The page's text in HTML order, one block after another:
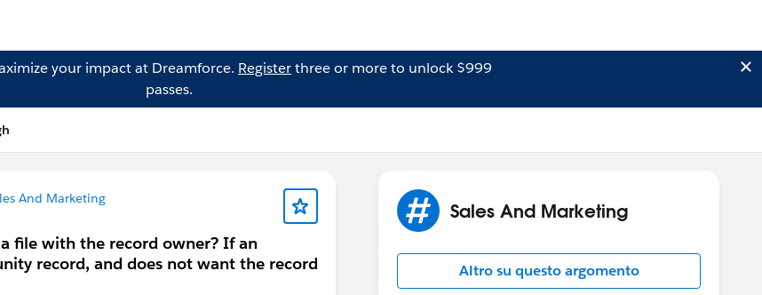
your impact at Dreamforce. Registerthree or more to unlock $999
passes.
And Marketing
file with the record owner? If an
record, and does not want the record
Sales And Marketing
Altro su questo argomento